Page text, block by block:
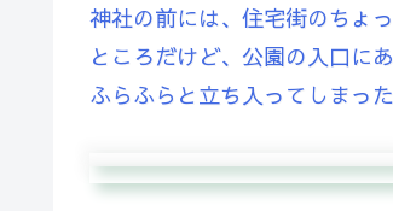
神社の前には、住宅街のちょ
ところだけど、公園の入口に
ふらふらと立ち入ってしまった